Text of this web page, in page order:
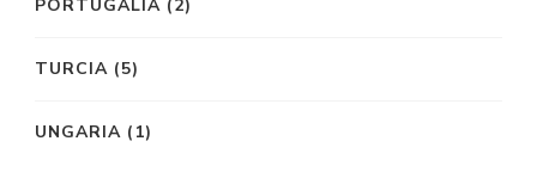
PORTUGALIA (2)
TURCIA (5)
UNGARIA (1)